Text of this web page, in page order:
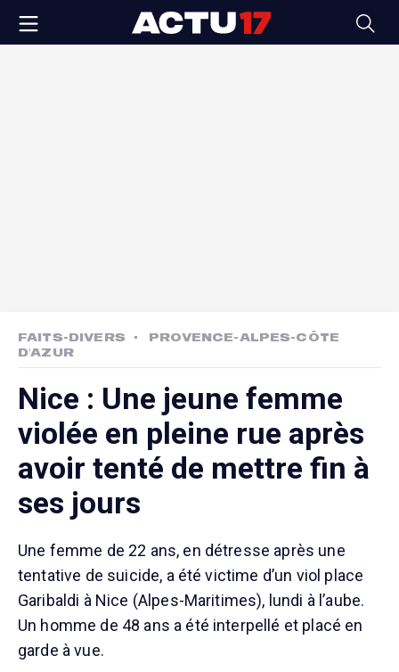
FAITS-DIVERS
PROVENCE-ALPES-CÔTE
D'AZUR
Nice : Une jeune femme
violée en pleine rue après
avoir tenté de mettre fin à
ses jours
Une femme de 22 ans, en détresse après une
tentative de suicide, a été victime d’un viol place
Garibaldi à Nice (Alpes-Maritimes), lundi à l’aube.
Un homme de 48 ans a été interpellé et placé en
garde à vue.